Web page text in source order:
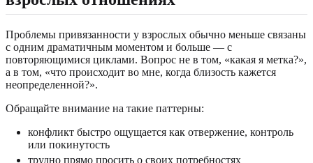
Проблемы привязанности у взрослых обычно меньше связаны
с одним драматичным моментом и больше — с
повторяющимися циклами. Вопрос не в том, «какая я метка?»,
а в том, «что происходит во мне, когда близость кажется
неопределенной?».
Обращайте внимание на такие паттерны:
конфликт быстро ощущается как отвержение, контроль
или покинутость
трудно прямо просить о своих потребностях